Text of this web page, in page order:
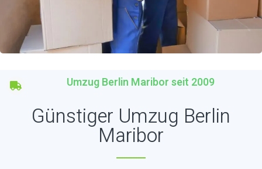
Umzug Berlin Maribor seit 2009
Günstiger Umzug Berlin
Maribor